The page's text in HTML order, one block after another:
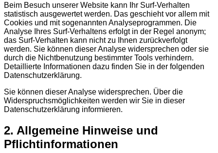
Beim Besuch unserer Website kann Ihr Surf-Verhalten
statistisch ausgewertet werden. Das geschieht vor allem mit
Cookies und mit sogenannten Analyseprogrammen. Die
Analyse Ihres Surf-Verhaltens erfolgt in der Regel anonym;
das Surf-Verhalten kann nicht zu Ihnen zurückverfolgt
werden. Sie können dieser Analyse widersprechen oder sie
durch die Nichtbenutzung bestimmter Tools verhindern.
Detaillierte Informationen dazu finden Sie in der folgenden
Datenschutzerklärung.
Sie können dieser Analyse widersprechen. Über die
Widerspruchsmöglichkeiten werden wir Sie in dieser
Datenschutzerklärung informieren.
2. Allgemeine Hinweise und
Pflichtinformationen